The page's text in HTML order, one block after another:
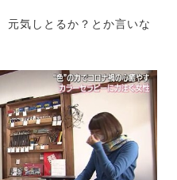
元気しとるか？とか言いな